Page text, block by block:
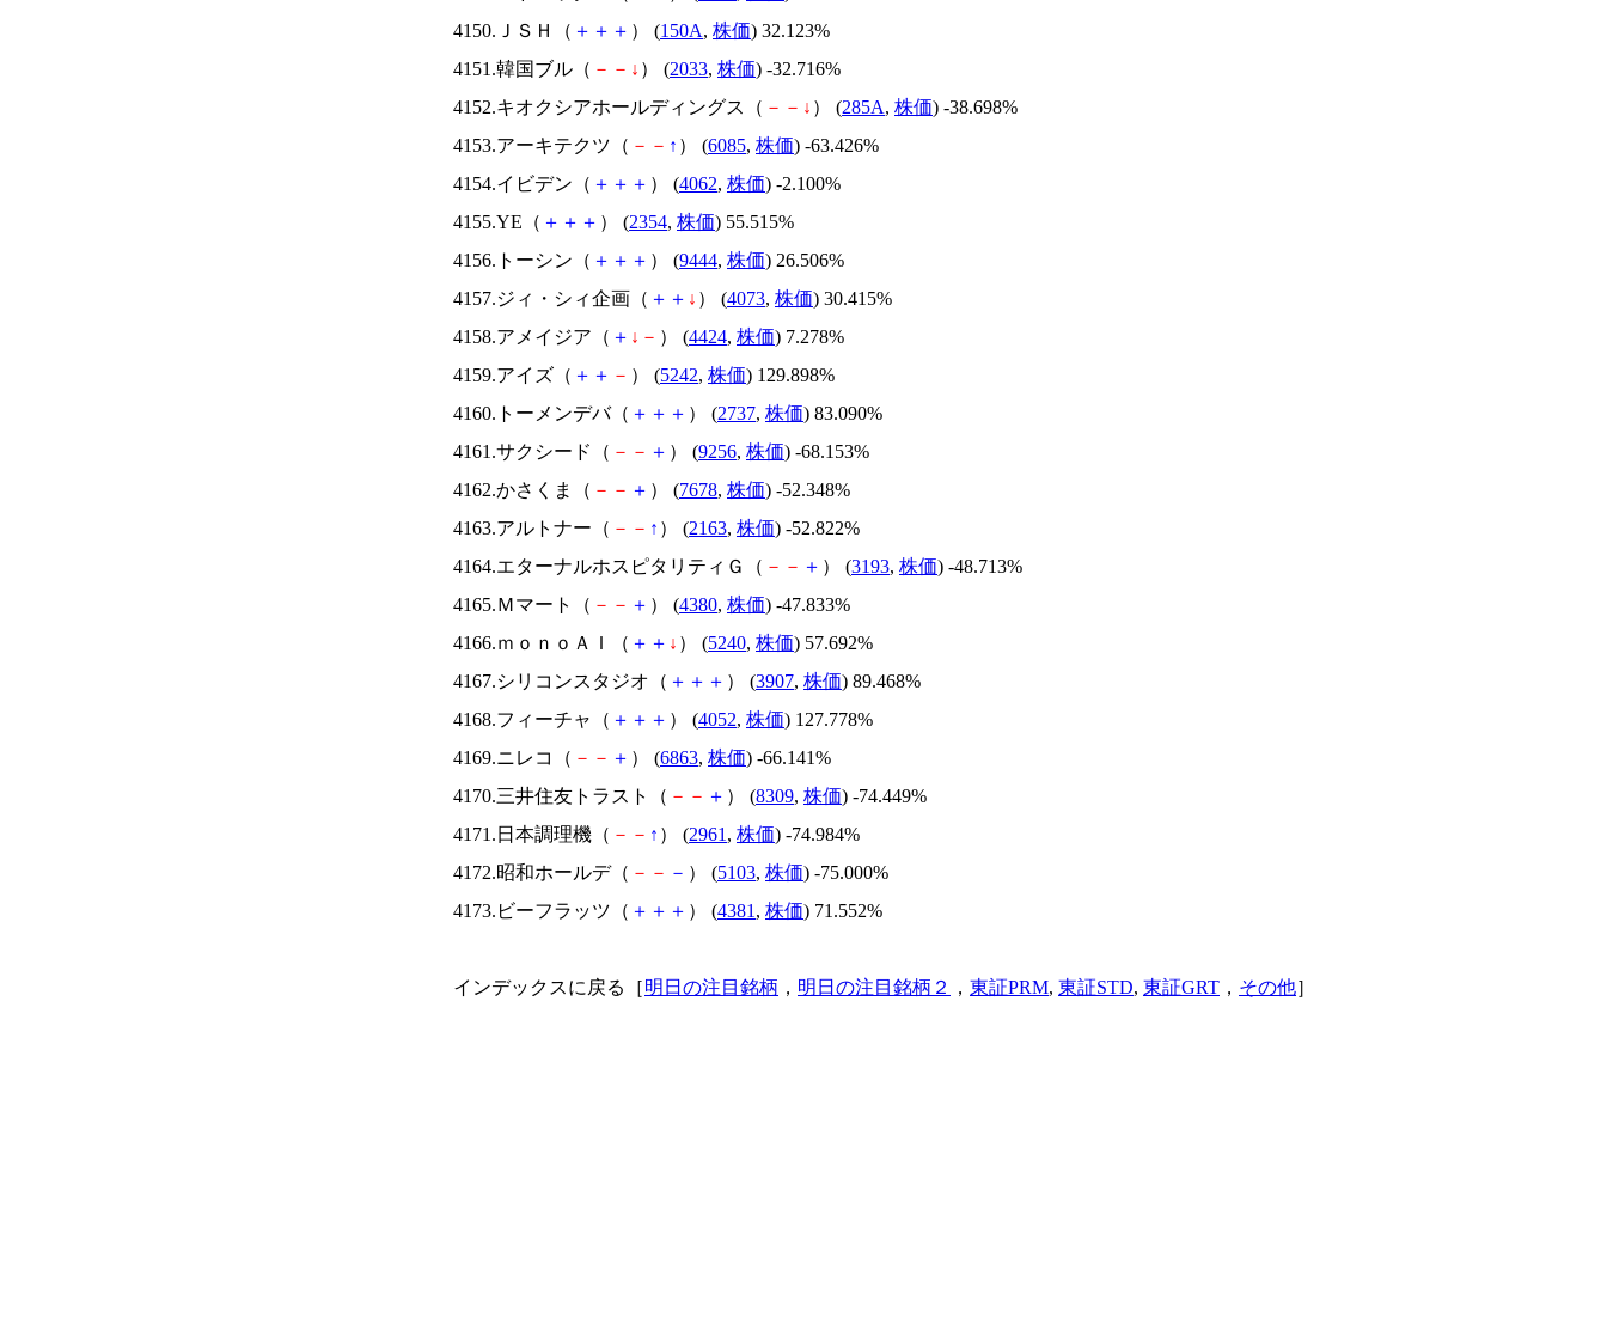
4150.ＪＳＨ（ ＋ ＋ ＋ ） (150A, 株価) 32.123%
4151.韓国ブル（ － － ↓ ） (2033, 株価) -32.716%
4152.キオクシアホールディングス（ － － ↓ ） (285A, 株価) -38.698%
4153.アーキテクツ（ － － ↑ ） (6085, 株価) -63.426%
4154.イビデン（ ＋ ＋ ＋ ） (4062, 株価) -2.100%
4155.YE（ ＋ ＋ ＋ ） (2354, 株価) 55.515%
4156.トーシン（ ＋ ＋ ＋ ） (9444, 株価) 26.506%
4157.ジィ・シィ企画（ ＋ ＋ ↓ ） (4073, 株価) 30.415%
4158.アメイジア（ ＋ ↓ － ） (4424, 株価) 7.278%
4159.アイズ（ ＋ ＋ － ） (5242, 株価) 129.898%
4160.トーメンデバ（ ＋ ＋ ＋ ） (2737, 株価) 83.090%
4161.サクシード（ － － ＋ ） (9256, 株価) -68.153%
4162.かさくま（ － － ＋ ） (7678, 株価) -52.348%
4163.アルトナー（ － － ↑ ） (2163, 株価) -52.822%
4164.エターナルホスピタリティＧ（ － － ＋ ） (3193, 株価) -48.713%
4165.Ｍマート（ － － ＋ ） (4380, 株価) -47.833%
4166.ｍｏｎｏＡＩ（ ＋ ＋ ↓ ） (5240, 株価) 57.692%
4167.シリコンスタジオ（ ＋ ＋ ＋ ） (3907, 株価) 89.468%
4168.フィーチャ（ ＋ ＋ ＋ ） (4052, 株価) 127.778%
4169.ニレコ（ － － ＋ ） (6863, 株価) -66.141%
4170.三井住友トラスト（ － － ＋ ） (8309, 株価) -74.449%
4171.日本調理機（ － － ↑ ） (2961 , 株価) -74.984%
4172.昭和ホールデ（ － － － ） (5103, 株価) -75.000%
4173.ビーフラッツ（ ＋ ＋ ＋ ） (4381 , 株価) 71.552%
インデックスに戻る［明日の注目銘柄 ， 明日の注目銘柄２ ， 東証PRM, 東証STD, 東証GRT ， その他］